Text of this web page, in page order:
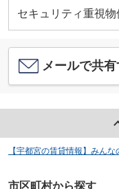
セキュリティ重視物
メールで共有
【宇都宮の賃貸情報】みん
市区町村から探す